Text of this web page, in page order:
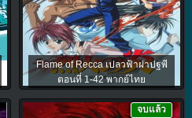
Flame of Recca เปลวฟ้าผ่าปฐพี
ตอนที่ 1-42 พากย์ไทย
จบแล้ว